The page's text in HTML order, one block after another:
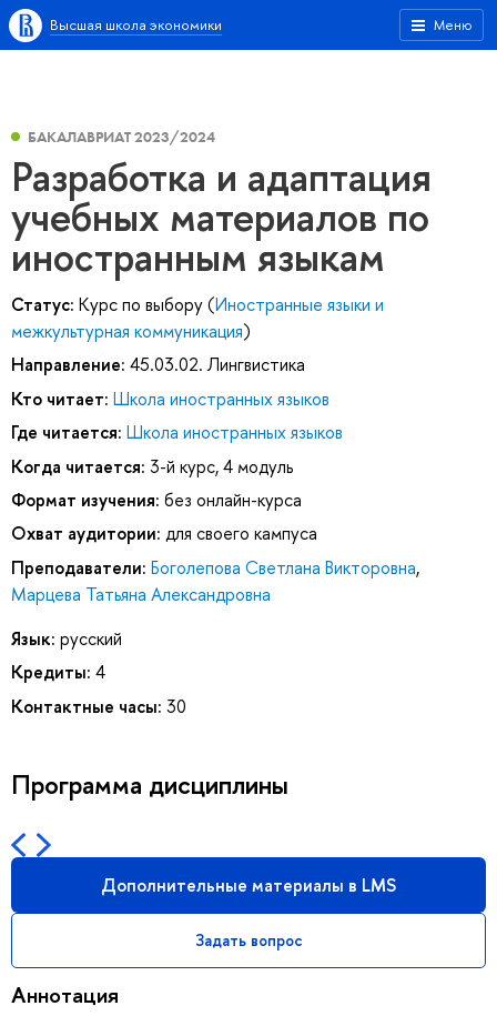
Меню
Высшая школа экономики
БАКАЛАВРИАТ 2023/2024
Разработка и адаптация
учебных материалов по
иностранным языкам
Статус: Курс по выбору (Иностранные языки и
межкультурная коммуникация)
Направление: 45.03.02. Лингвистика
Кто читает: Школа иностранных языков
Где читается: Школа иностранных языков
Когда читается: 3-й курс, 4 модуль
Формат изучения: без онлайн-курса
Охват аудитории: для своего кампуса
Преподаватели: Боголепова Светлана Викторовна,
Марцева Татьяна Александровна
Язык: русский
Кредиты: 4
Контактные часы: 30
Программа дисциплины
Дополнительные материалы в LMS
Задать вопрос
Аннотация